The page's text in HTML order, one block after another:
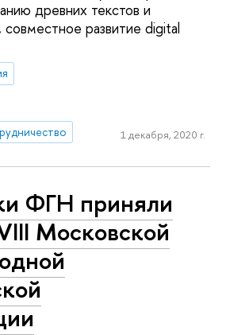
древних текстов и
совместное развитие digital
1 декабря, 2020 г.
ФГН приняли
Московской